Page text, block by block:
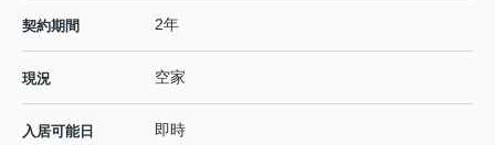
契約期間 2年
現況 空家
入居可能日 即時